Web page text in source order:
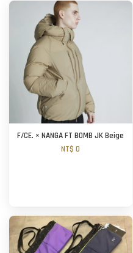
F/CE. × NANGA FT BOMB JK Beige
NT$ 0